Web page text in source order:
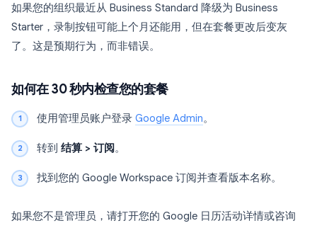
如果您的组织最近从 Business Standard 降级为 Business
Starter，录制按钮可能上个月还能用，但在套餐更改后变灰
了。这是预期行为，而非错误。
如何在 30 秒内检查您的套餐
使用管理员账户登录 Google Admin。
转到 结算 > 订阅。
找到您的 Google Workspace 订阅并查看版本名称。
如果您不是管理员，请打开您的 Google 日历活动详情或咨询